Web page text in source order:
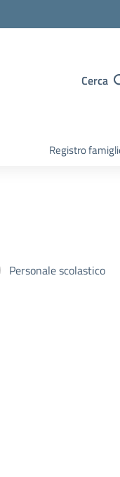
Cerca
Registro
Personale scolastico